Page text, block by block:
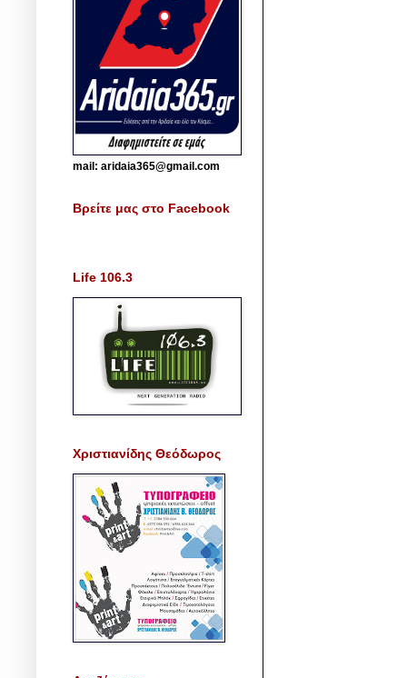
mail: aridaia365@gmail.com
Βρείτε μας στο Facebook
Life 106.3
Χριστιανίδης Θεόδωρος